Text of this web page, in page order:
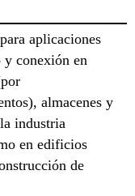
aplicaciones
y conexión en
almacenes y
industria
en edificios
de